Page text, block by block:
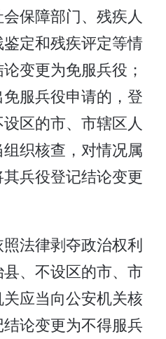
保障部门、残疾人
定和残疾评定等情
变更为免服兵役；
服兵役申请的，登
区的市、市辖区人
织核查，对情况属
兵役登记结论变更
法律剥夺政治权利
、不设区的市、市
应当向公安机关核
论变更为不得服兵